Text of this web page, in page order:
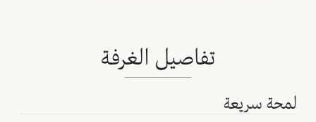
تفاصيل الغرفة
لمحة سريعة